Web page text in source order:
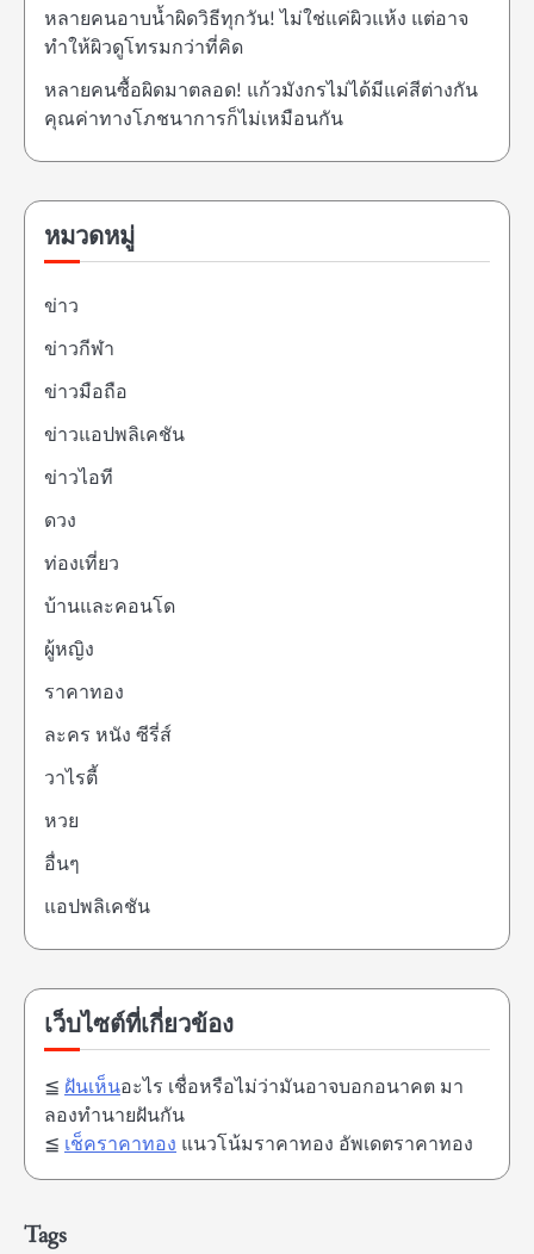
หลายคนอาบน้ำผิดวิธีทุกวัน! ไม่ใช่แค่ผิวแห้ง แต่อาจ
ทำให้ผิวดูโทรมกว่าที่คิด
หลายคนซื้อผิดมาตลอด! แก้วมังกรไม่ได้มีแค่สีต่างกัน
คุณค่าทางโภชนาการก็ไม่เหมือนกัน
หมวดหมู่
ข่าว
ข่าวกีฬา
ข่าวมือถือ
ข่าวแอปพลิเคชัน
ข่าวไอที
ดวง
ท่องเที่ยว
บ้านและคอนโด
ผู้หญิง
ราคาทอง
ละคร หนัง ซีรี่ส์
วาไรตี้
หวย
อื่นๆ
แอปพลิเคชัน
เว็บไซต์ที่เกี่ยวข้อง
≦ ฝันเห็นอะไร เชื่อหรือไม่ว่ามันอาจบอกอนาคต มา
ลองทำนายฝันกัน
≦ เช็คราคาทอง แนวโน้มราคาทอง อัพเดตราคาทอง
Tags